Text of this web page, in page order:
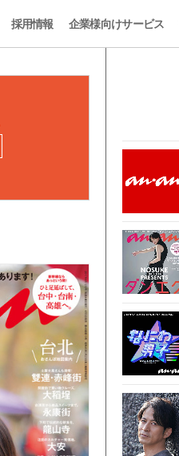
採用情報 企業様向けサービス